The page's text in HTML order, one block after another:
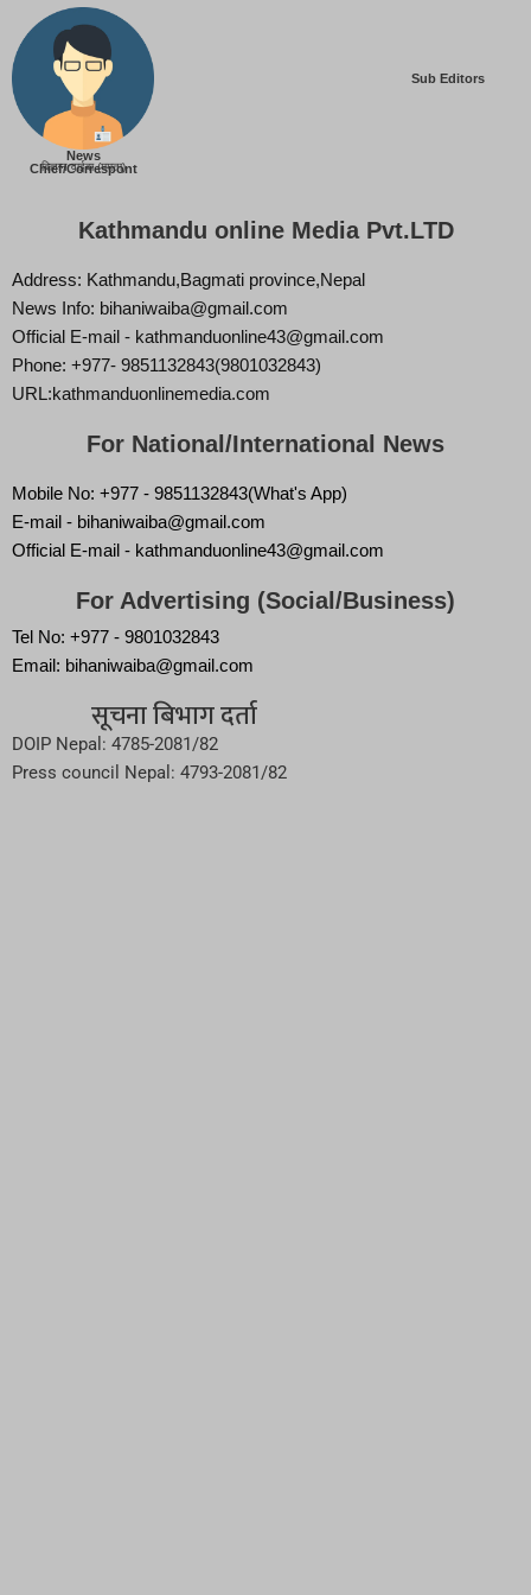
News
Chief/Correspont
बिज्ञान वाईबा (ममता)
Sub Editors
Kathmandu online Media Pvt.LTD
Address: Kathmandu,Bagmati province,Nepal
News Info: bihaniwaiba@gmail.com
Official E-mail - kathmanduonline43@gmail.com
Phone: +977- 9851132843(9801032843)
URL:kathmanduonlinemedia.com
For National/International News
Mobile No: +977 - 9851132843(What's App)
E-mail - bihaniwaiba@gmail.com
Official E-mail - kathmanduonline43@gmail.com
For Advertising (Social/Business)
Tel No: +977 - 9801032843
Email: bihaniwaiba@gmail.com
सूचना बिभाग दर्ता
DOIP Nepal: 4785-2081/82
Press council Nepal: 4793-2081/82